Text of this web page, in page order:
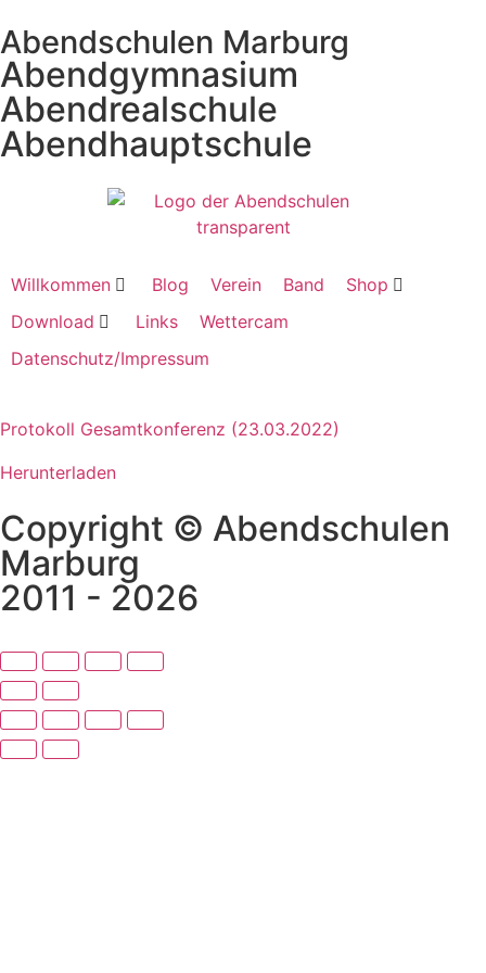
Abendschulen Marburg
Abendgymnasium
Abendrealschule
Abendhauptschule
Willkommen Blog Verein Band
Shop
Download
Links
Wettercam
Datenschutz/Impressum
Protokoll Gesamtkonferenz (23.03.2022)
Herunterladen
Copyright © Abendschulen
Marburg
2011 - 2026